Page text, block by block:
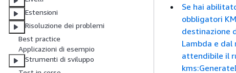
Estensioni
Risoluzione dei problemi
Best practice
Applicazioni di esempio
Strumenti di sviluppo
Se hai
obbligatori
destinazione
Lambda e dal
attendibile il